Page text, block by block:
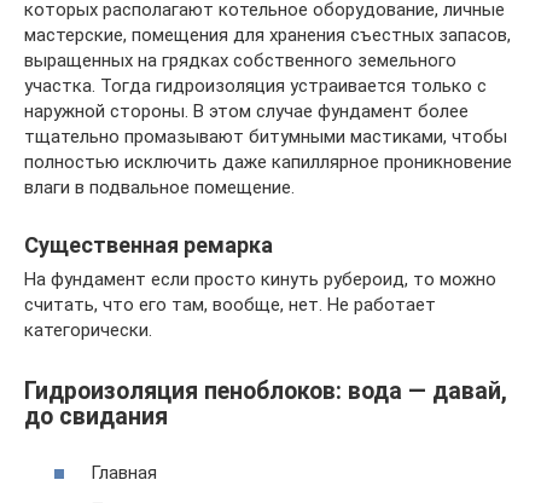
которых располагают котельное оборудование, личные
мастерские, помещения для хранения съестных запасов,
выращенных на грядках собственного земельного
участка. Тогда гидроизоляция устраивается только с
наружной стороны. В этом случае фундамент более
тщательно промазывают битумными мастиками, чтобы
полностью исключить даже капиллярное проникновение
влаги в подвальное помещение.
Существенная ремарка
На фундамент если просто кинуть рубероид, то можно
считать, что его там, вообще, нет. Не работает
категорически.
Гидроизоляция пеноблоков: вода — давай,
до свидания
Главная